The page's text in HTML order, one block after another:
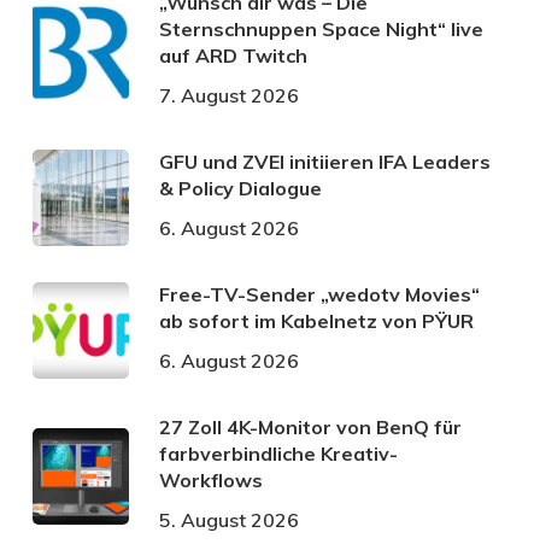
Sternschnuppen Space Night“ live
auf ARD Twitch
7. August 2026
GFU und ZVEI initiieren IFA Leaders
& Policy Dialogue
6. August 2026
Free-TV-Sender „wedotv Movies“
ab sofort im Kabelnetz von PŸUR
6. August 2026
27 Zoll 4K-Monitor von BenQ für
farbverbindliche Kreativ-
Workflows
5. August 2026